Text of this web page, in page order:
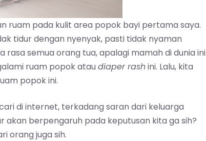
ruam pada kulit area popok bayi pertama saya.
tidur dengan nyenyak, pasti tidak nyaman
semua orang tua, apalagi mamah di dunia ini
ruam popok atau diaper rashini. Lalu, kita
popok ini.
di internet, terkadang saran dari keluarga
akan berpengaruh pada keputusan kita ga sih?
orang juga sih.